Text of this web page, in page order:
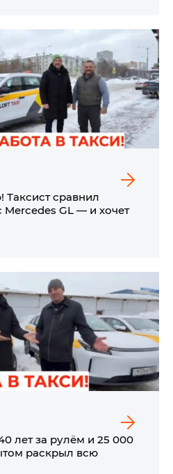
сравнил
Mercedes GL — и хочет
лет за рулём и 25 000
раскрыл всю